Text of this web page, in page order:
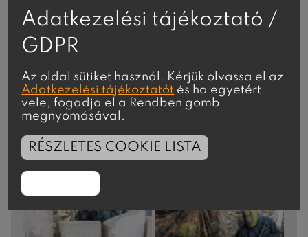
Adatkezelési tájékoztató /
GDPR
Az oldal sütiket használ. Kérjük olvassa el az
Adatkezelési tájékoztatót és ha egyetért
vele, fogadja el a Rendben gomb
megnyomásával.
RÉSZLETES COOKIE LISTA